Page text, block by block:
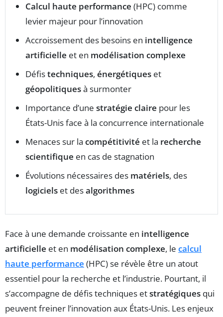
Calcul haute performance (HPC) comme
levier majeur pour l’innovation
Accroissement des besoins en intelligence
artificielle et en modélisation complexe
Défistechniques, énergétiques et
géopolitiquesà surmonter
Importance d’une stratégie claire pour les
États-Unis face à la concurrence internationale
Menaces sur la compétitivité et la recherche
scientifique en cas de stagnation
Évolutions nécessaires des matériels, des
logiciels et desalgorithmes
Face à une demande croissante en intelligence
artificielle et en modélisation complexe, le calcul
haute performance (HPC) se révèle être un atout
essentiel pour la recherche et l’industrie. Pourtant, il
s’accompagne de défis techniques etstratégiques qui
peuvent freiner l’innovation aux États-Unis. Les enjeux